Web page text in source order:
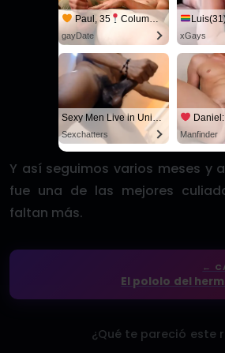
Y así seguimos varios meses y
fue una de las mejores
faltan más.
←
El pololo del
¿Qué te pareció este
Paul, 35 Columbus
gayDate xGays
Sexy Men Live in United States
Sexchatters
Daniel: I need
Manfinder